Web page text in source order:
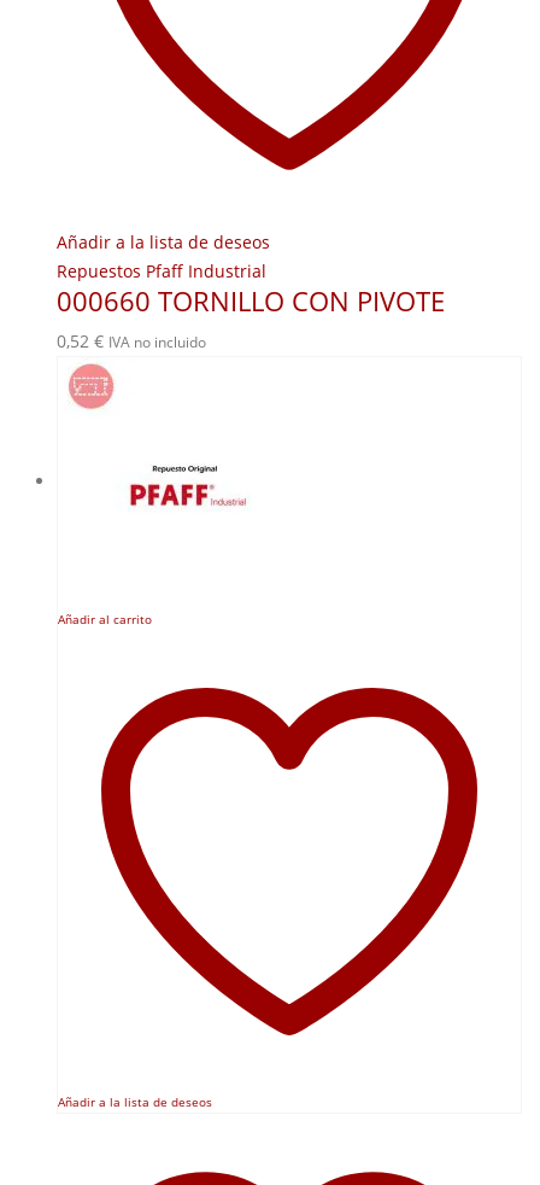
Añadir a la lista de deseos
Repuestos Pfaff Industrial
000660 TORNILLO CON PIVOTE
0,52 € IVA no incluido
Añadir al carrito
Añadir a la lista de deseos